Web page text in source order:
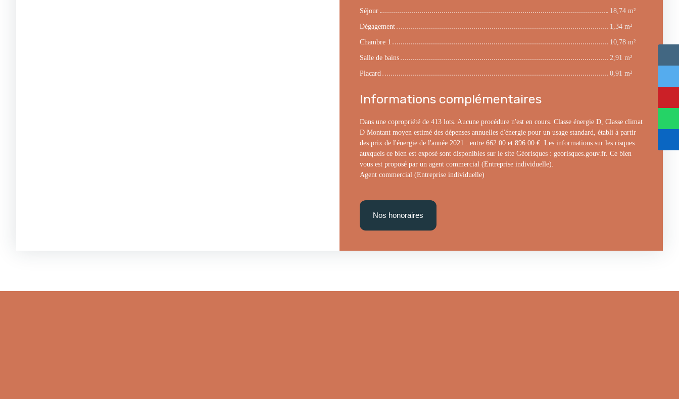
Séjour
18,74 m²
Dégagement
1,34 m²
Chambre 1
10,78 m²
Salle de bains
2,91 m²
Placard
0,91 m²
Informations complémentaires
Dans une copropriété de 413 lots. Aucune procédure n'est en cours. Classe énergie D, Classe climat
D Montant moyen estimé des dépenses annuelles d'énergie pour un usage standard, établi à partir
des prix de l'énergie de l'année 2021 : entre 662.00 et 896.00 €. Les informations sur les risques
auxquels ce bien est exposé sont disponibles sur le site Géorisques : georisques.gouv.fr. Ce bien
vous est proposé par un agent commercial (Entreprise individuelle).
Agent commercial (Entreprise individuelle)
Nos honoraires